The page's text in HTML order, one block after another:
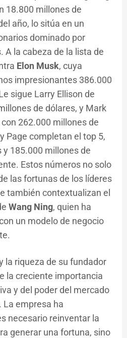
18.800 millones de
año, lo sitúa en un
dominado por
A la cabeza de la lista de
Elon Musk, cuya
impresionantes 386.000
sigue Larry Ellison de
de dólares, y Mark
262.000 millones de
Page completan el top 5,
185.000 millones de
Estos números no solo
las fortunas de los líderes
también contextualizan el
Wang Ning, quien ha
un modelo de negocio
la riqueza de su fundador
la creciente importancia
y del poder del mercado
La empresa ha
necesario reinventar la
generar una fortuna, sino